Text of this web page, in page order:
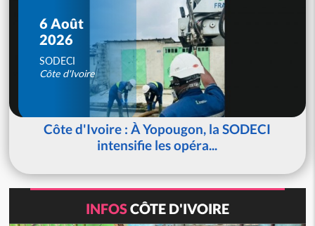
6 Août
2026
SODECI
Côte d'Ivoire
Côte d'Ivoire : À Yopougon, la SODECI
intensifie les opéra...
INFOSCÔTE D'IVOIRE